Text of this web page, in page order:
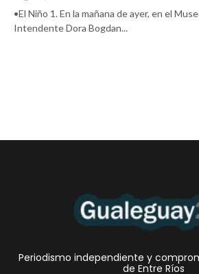
•El Niño 1. En la mañana de ayer, en el
Intendente Dora Bogdan...
Periodismo independiente y
de Entre Ríos